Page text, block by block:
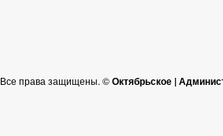
Все права защищены. ©Октябрьское |